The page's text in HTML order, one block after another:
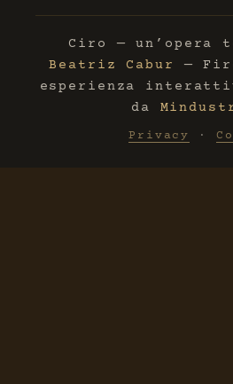
Ciro — un’opera
Beatriz Cabur
—
esperienza
da
Privacy ·